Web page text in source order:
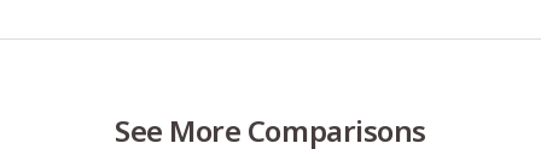
See More Comparisons